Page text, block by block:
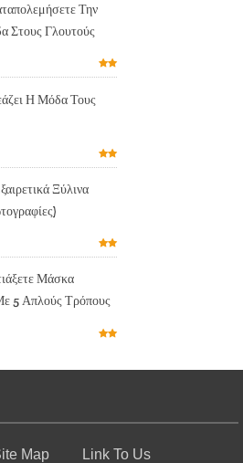
Την
Στους Γλουτούς
Η Μόδα Τους
Ξύλινα
Μάσκα
5 Απλούς Τρόπους
Map Link To Us